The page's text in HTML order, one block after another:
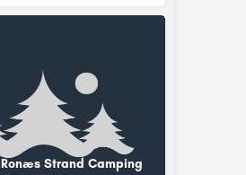
Ronæs Strand Camping